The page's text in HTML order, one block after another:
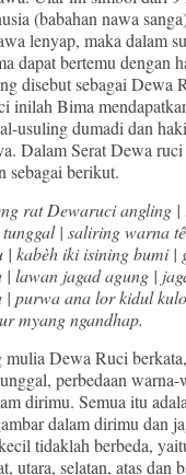
(babahan nawa
lenyap, maka dalam
dapat bertemu dengan
disebut sebagai Dewa
inilah Bima
usuling dumadi dan
Dalam Serat Dewa
sebagai berikut.
rat Dewaruci angling |
| saliring warna
| kabèh iki isining bumi |
| lawan jagad agung |
| purwa ana lor kidul
myang ngandhap.
Dewa Ruci
perbedaan warna-
dirimu. Semua itu
dalam dirimu dan
tidaklah berbeda,
utara, selatan, atas dan